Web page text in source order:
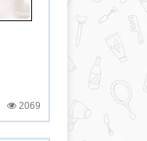
2069